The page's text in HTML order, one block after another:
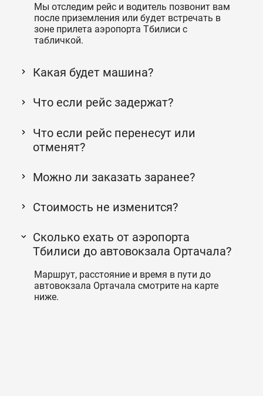
Мы отследим рейс и водитель позвонит вам
после приземления или будет встречать в
зоне прилета аэропорта Тбилиси с
табличкой.
Какая будет машина?
Что если рейс задержат?
Что если рейс перенесут или
отменят?
Можно ли заказать заранее?
Стоимость не изменится?
Сколько ехать от аэропорта
Тбилиси до автовокзала Ортачала?
Маршрут, расстояние и время в пути до
автовокзала Ортачала смотрите на карте
ниже.